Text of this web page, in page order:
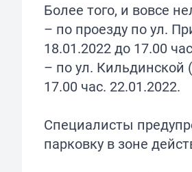
Более того, и вовсе
– по проезду по ул.
18.01.2022 до 17.00
– по ул. Кильдинской
17.00 час. 22.01.2022.
Специалисты
парковку в зоне